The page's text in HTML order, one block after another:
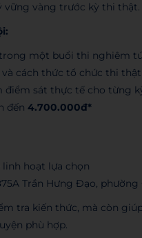
vững vàng trước kỳ thi thật.
một buổi thi nghiêm
cách thức tổ chức thi thật
điểm sát thực tế cho từng
đến 4.700.000đ*
hoạt lựa chọn
Trần Hưng Đạo, phường
tra kiến thức, mà còn
phù hợp.